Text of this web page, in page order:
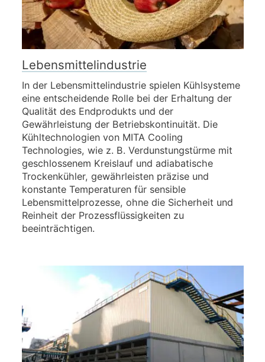
Lebensmittelindustrie
In der Lebensmittelindustrie spielen Kühlsysteme
eine entscheidende Rolle bei der Erhaltung der
Qualität des Endprodukts und der
Gewährleistung der Betriebskontinuität. Die
Kühltechnologien von MITA Cooling
Technologies, wie z. B. Verdunstungstürme mit
geschlossenem Kreislauf und adiabatische
Trockenkühler, gewährleisten präzise und
konstante Temperaturen für sensible
Lebensmittelprozesse, ohne die Sicherheit und
Reinheit der Prozessflüssigkeiten zu
beeinträchtigen.